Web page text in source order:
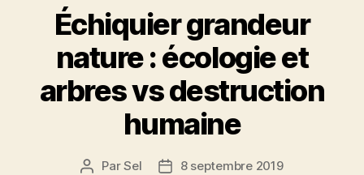
Échiquier grandeur
nature : écologie et
arbres vs destruction
humaine
Auteur
ParSel
Date8 septembre 2019